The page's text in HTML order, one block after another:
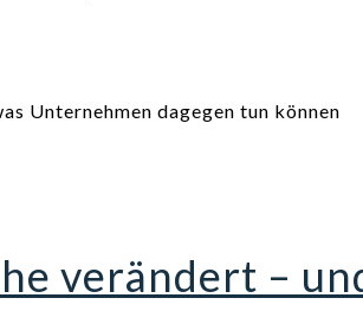
verändert –